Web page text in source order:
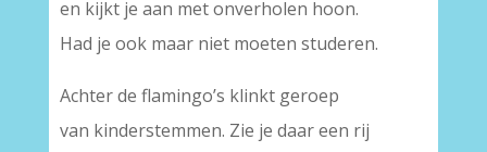
en kijkt je aan met onverholen hoon.
Had je ook maar niet moeten studeren.
Achter de flamingo’s klinkt geroep
van kinderstemmen. Zie je daar een rij